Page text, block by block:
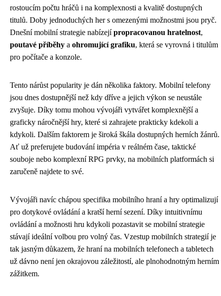
rostoucím počtu hráčů i na komplexnosti a kvalitě dostupných
titulů. Doby jednoduchých her s omezenými možnostmi jsou pryč.
Dnešní mobilní strategie nabízejípropracovanou hratelnost,
poutavé příběhy a ohromující grafiku, která se vyrovná i titulům
pro počítače a konzole.
Tento nárůst popularity je dán několika faktory. Mobilní telefony
jsou dnes dostupnější než kdy dříve a jejich výkon se neustále
zvyšuje. Díky tomu mohou vývojáři vytvářet komplexnější a
graficky náročnější hry, které si zahrajete prakticky kdekoli a
kdykoli. Dalším faktorem je široká škála dostupných herních žánrů.
Ať už preferujete budování impéria v reálném čase, taktické
souboje nebo komplexní RPG prvky, na mobilních platformách si
zaručeně najdete to své.
Vývojáři navíc chápou specifika mobilního hraní a hry optimalizují
pro dotykové ovládání a kratší herní sezení. Díky intuitivnímu
ovládání a možnosti hru kdykoli pozastavit se mobilní strategie
stávají ideální volbou pro volný čas. Vzestup mobilních strategií je
tak jasným důkazem, že hraní na mobilních telefonech a tabletech
už dávno není jen okrajovou záležitostí, ale plnohodnotným herním
zážitkem.